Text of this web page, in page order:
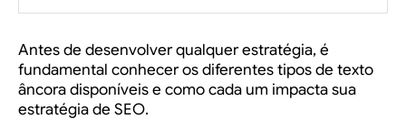
Antes de desenvolver qualquer estratégia, é
fundamental conhecer os diferentes tipos de texto
âncora disponíveis e como cada um impacta sua
estratégia de SEO.